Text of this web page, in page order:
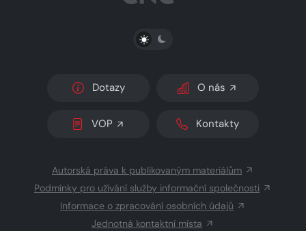
PŘEPNOUT SVĚTLÝ/TMAVÝ REŽIM
Dotazy O nás
VOP Kontakty
Autorská práva k publikovaným materiálům
Podmínky pro užívání služby informační společnosti
Informace o zpracování osobních údajů
Jednotná kontaktní místa